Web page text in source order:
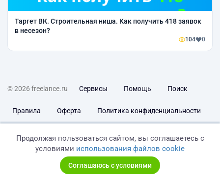
Таргет ВК. Строительная ниша. Как получить 418 заявок
в несезон?
104 0
© 2026 freelance.ru Сервисы Помощь Поиск
Правила Оферта Политика конфиденциальности
Продолжая пользоваться сайтом, вы соглашаетесь с
условиями использования файлов cookie
Соглашаюсь с условиями